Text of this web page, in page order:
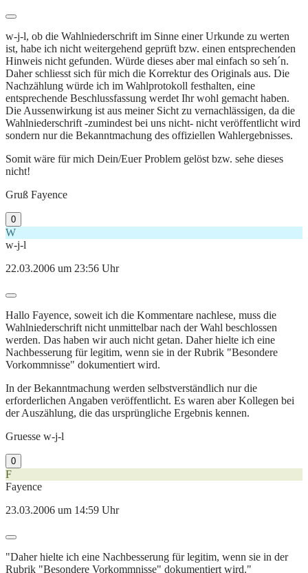
w-j-l, ob die Wahlniederschrift im Sinne einer Urkunde zu werten
ist, habe ich nicht weitergehend geprüft bzw. einen entsprechenden
Hinweis nicht gefunden. Würde dieses aber mal einfach so seh´n.
Daher schliesst sich für mich die Korrektur des Originals aus. Die
Nachzählung würde ich im Wahlprotokoll festhalten, eine
entsprechende Beschlussfassung werdet Ihr wohl gemacht haben.
Die Aussenwirkung ist aus meiner Sicht zu vernachlässigen, da die
Wahlniederschrift -zumindest bei uns nicht- nicht veröffentlicht wird
sondern nur die Bekanntmachung des offiziellen Wahlergebnisses.
Somit wäre für mich Dein/Euer Problem gelöst bzw. sehe dieses
nicht!
Gruß Fayence
0
W
w-j-l
22.03.2006 um 23:56 Uhr
Hallo Fayence, soweit ich die Kommentare nachlese, muss die
Wahlniederschrift nicht unmittelbar nach der Wahl beschlossen
werden. Das haben wir auch nicht getan. Daher hielte ich eine
Nachbesserung für legitim, wenn sie in der Rubrik "Besondere
Vorkommnisse" dokumentiert wird.
In der Bekanntmachung werden selbstverständlich nur die
erforderlichen Angaben veröffentlicht. Es waren aber Kollegen bei
der Auszählung, die das ursprüngliche Ergebnis kennen.
Gruesse w-j-l
0
F
Fayence
23.03.2006 um 14:59 Uhr
"Daher hielte ich eine Nachbesserung für legitim, wenn sie in der
Rubrik "Besondere Vorkommnisse" dokumentiert wird."